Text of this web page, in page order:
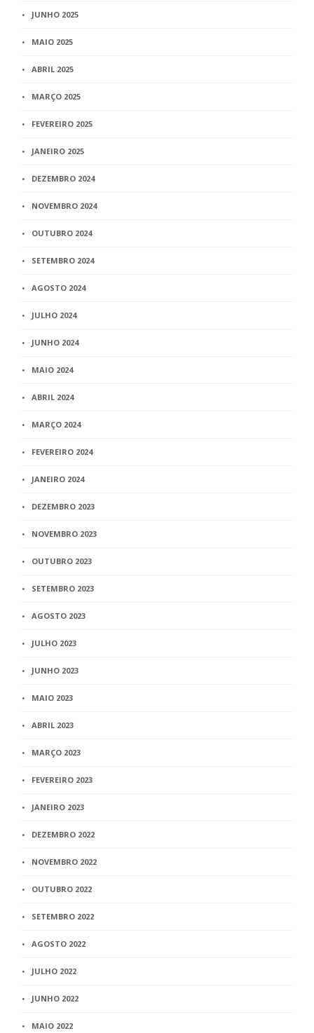
JUNHO 2025
MAIO 2025
ABRIL 2025
MARÇO 2025
FEVEREIRO 2025
JANEIRO 2025
DEZEMBRO 2024
NOVEMBRO 2024
OUTUBRO 2024
SETEMBRO 2024
AGOSTO 2024
JULHO 2024
JUNHO 2024
MAIO 2024
ABRIL 2024
MARÇO 2024
FEVEREIRO 2024
JANEIRO 2024
DEZEMBRO 2023
NOVEMBRO 2023
OUTUBRO 2023
SETEMBRO 2023
AGOSTO 2023
JULHO 2023
JUNHO 2023
MAIO 2023
ABRIL 2023
MARÇO 2023
FEVEREIRO 2023
JANEIRO 2023
DEZEMBRO 2022
NOVEMBRO 2022
OUTUBRO 2022
SETEMBRO 2022
AGOSTO 2022
JULHO 2022
JUNHO 2022
MAIO 2022